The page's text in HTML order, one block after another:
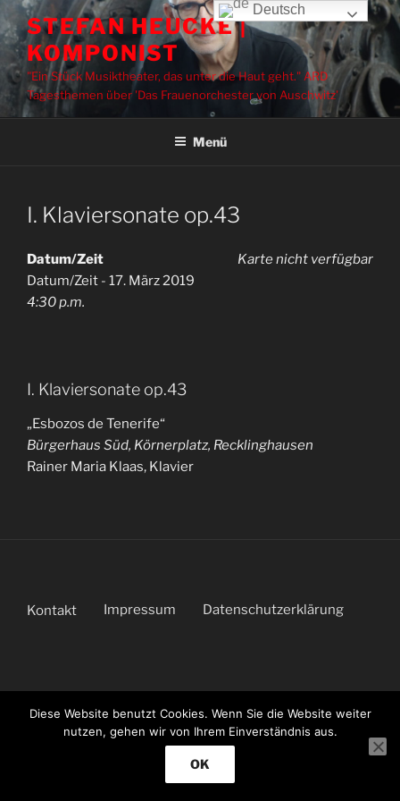
Zum
Inhalt
springen
STEFAN HEUCKE |
KOMPONIST
"Ein Stück Musiktheater, das unter die Haut geht." ARD
Tagesthemen über 'Das Frauenorchester von Auschwitz'
Menü
I. Klaviersonate op.43
Karte nicht verfügbar
Datum/Zeit
Datum/Zeit - 17. März 2019
4:30 p.m.
I. Klaviersonate op.43
„Esbozos de Tenerife“
Bürgerhaus Süd, Körnerplatz, Recklinghausen
Rainer Maria Klaas, Klavier
Kontakt Impressum Datenschutzerklärung
Deutsch
Diese Website benutzt Cookies. Wenn Sie die Website weiter
nutzen, gehen wir von Ihrem Einverständnis aus.
OK